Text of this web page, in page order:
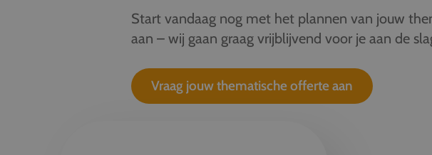
Start vandaag nog met het plannen van jouw
aan – wij gaan graag vrijblijvend voor je aan de
Vraag jouw thematische offerte aan